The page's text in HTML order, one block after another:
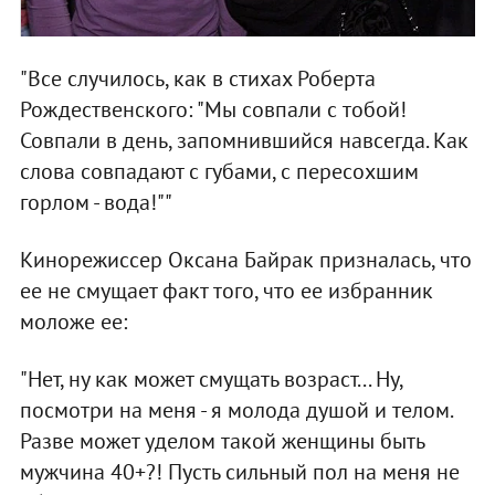
"Все случилось, как в стихах Роберта
Рождественского: "Мы совпали с тобой!
Совпали в день, запомнившийся навсегда. Как
слова совпадают с губами, с пересохшим
горлом - вода!""
Кинорежиссер Оксана Байрак призналась, что
ее не смущает факт того, что ее избранник
моложе ее:
"Нет, ну как может смущать возраст... Ну,
посмотри на меня - я молода душой и телом.
Разве может уделом такой женщины быть
мужчина 40+?! Пусть сильный пол на меня не